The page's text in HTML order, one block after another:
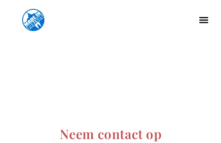
Neem contact op